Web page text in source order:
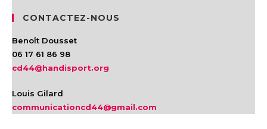
CONTACTEZ-NOUS
Benoît Dousset
06 17 61 86 98
cd44@handisport.org
Louis Gilard
communicationcd44@gmail.com